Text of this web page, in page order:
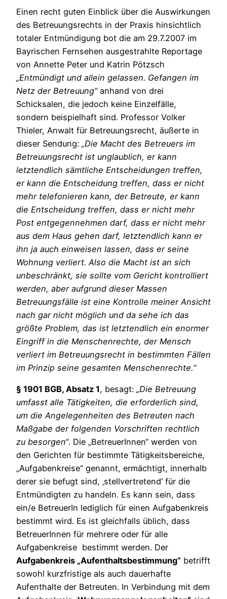
Einen recht guten Einblick über die Auswirkungen
des Betreuungsrechts in der Praxis hinsichtlich
totaler Entmündigung bot die am 29.7.2007 im
Bayrischen Fernsehen ausgestrahlte Reportage
von Annette Peter und Katrin Pötzsch
„Entmündigt und allein gelassen. Gefangen im
Netz der Betreuung“anhand von drei
Schicksalen, die jedoch keine Einzelfälle,
sondern beispielhaft sind. Professor Volker
Thieler, Anwalt für Betreuungsrecht, äußerte in
dieser Sendung: „Die Macht des Betreuers im
Betreuungsrecht ist unglaublich, er kann
letztendlich sämtliche Entscheidungen treffen,
er kann die Entscheidung treffen, dass er nicht
mehr telefonieren kann, der Betreute, er kann
die Entscheidung treffen, dass er nicht mehr
Post entgegennehmen darf, dass er nicht mehr
aus dem Haus gehen darf, letztendlich kann er
ihn ja auch einweisen lassen, dass er seine
Wohnung verliert. Also die Macht ist an sich
unbeschränkt, sie sollte vom Gericht kontrolliert
werden, aber aufgrund dieser Massen
Betreuungsfälle ist eine Kontrolle meiner Ansicht
nach gar nicht möglich und da sehe ich das
größte Problem, das ist letztendlich ein enormer
Eingriff in die Menschenrechte, der Mensch
verliert im Betreuungsrecht in bestimmten Fällen
im Prinzip seine gesamten Menschenrechte.“
§ 1901 BGB, Absatz 1, besagt: „Die Betreuung
umfasst alle Tätigkeiten, die erforderlich sind,
um die Angelegenheiten des Betreuten nach
Maßgabe der folgenden Vorschriften rechtlich
zu besorgen“. Die „BetreuerInnen“ werden von
den Gerichten für bestimmte Tätigkeitsbereiche,
„Aufgabenkreise“ genannt, ermächtigt, innerhalb
derer sie befugt sind, ‚stellvertretend‘ für die
Entmündigten zu handeln. Es kann sein, dass
ein/e BetreuerIn lediglich für einen Aufgabenkreis
bestimmt wird. Es ist gleichfalls üblich, dass
BetreuerInnen für mehrere oder für alle
Aufgabenkreise bestimmt werden. Der
Aufgabenkreis „Aufenthaltsbestimmung“ betrifft
sowohl kurzfristige als auch dauerhafte
Aufenthalte der Betreuten. In Verbindung mit dem